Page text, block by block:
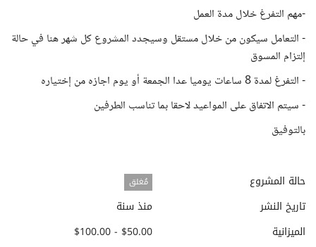
-مهم التفرغ خلال مدة العمل
- التعامل سيكون من خلال مستقل وسيجدد المشروع كل شهر هنا في حالة
إلتزام المسوق
- التفرغ لمدة 8 ساعات يوميا عدا الجمعة أو يوم اجازه من إختياره
- سيتم الاتفاق على المواعيد لاحقا بما تناسب الطرفين
بالتوفيق
حالة المشروع مُغلق
تاريخ النشر
منذ سنة
الميزانية
$50.00 - $100.00